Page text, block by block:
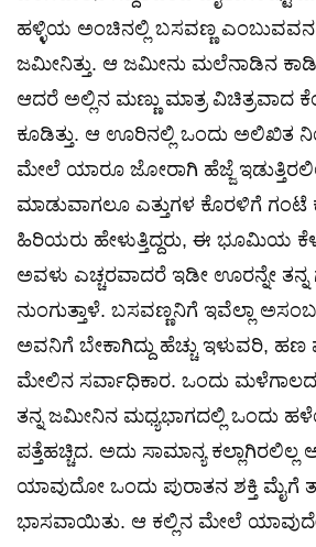
ಹಳ್ಳಿಯ ಅಂಚಿನಲ್ಲಿ ಬಸವಣ್ಣ
ಜಮೀನಿತ್ತು. ಆ ಜಮೀನು ಮಲೆನಾಡಿನ
ಆದರೆ ಅಲ್ಲಿನ ಮಣ್ಣು ಮಾತ್ರ ವಿಚಿತ್ರವಾದ
ಕೂಡಿತ್ತು. ಆ ಊರಿನಲ್ಲಿ ಒಂದು ಅಲಿಖಿತ
ಮೇಲೆ ಯಾರೂ ಜೋರಾಗಿ ಹೆಜ್ಜೆ
ಮಾಡುವಾಗಲೂ ಎತ್ತುಗಳ ಕೊರಳಿಗೆ ಗಂಟೆ
ಹಿರಿಯರು ಹೇಳುತ್ತಿದ್ದರು, ಈ ಭೂಮಿಯ
ಅವಳು ಎಚ್ಚರವಾದರೆ ಇಡೀ ಊರನ್ನೇ
ನುಂಗುತ್ತಾಳೆ. ಬಸವಣ್ಣನಿಗೆ ಇವೆಲ್ಲಾ
ಅವನಿಗೆ ಬೇಕಾಗಿದ್ದು ಹೆಚ್ಚು ಇಳುವರಿ,
ಮೇಲಿನ ಸರ್ವಾಧಿಕಾರ. ಒಂದು
ತನ್ನ ಜಮೀನಿನ ಮಧ್ಯಭಾಗದಲ್ಲಿ ಒಂದು
ಪತ್ತೆಹಚ್ಚಿದ. ಅದು ಸಾಮಾನ್ಯ ಕಲ್ಲಾಗಿರಲಿಲ್ಲ
ಯಾವುದೋ ಒಂದು ಪುರಾತನ ಶಕ್ತಿ ಮೈಗೆ
ಭಾಸವಾಯಿತು. ಆ ಕಲ್ಲಿನ ಮೇಲೆ